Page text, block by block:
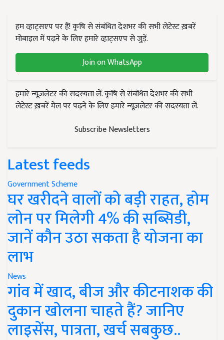
हम व्हाट्सएप पर हैं! कृषि से संबंधित देशभर की सभी लेटेस्ट ख़बरें
मोबाइल में पढ़ने के लिए हमारे व्हाट्सएप से जुड़ें.
Join on WhatsApp
हमारे न्यूज़लेटर की सदस्यता लें. कृषि से संबंधित देशभर की सभी
लेटेस्ट ख़बरें मेल पर पढ़ने के लिए हमारे न्यूज़लेटर की सदस्यता लें.
Subscribe Newsletters
Latest feeds
Government Scheme
घर खरीदने वालों को बड़ी राहत, होम
लोन पर मिलेगी 4% की सब्सिडी,
जानें कौन उठा सकता है योजना का
लाभ
News
गांव में खाद, बीज और कीटनाशक की
दुकान खोलना चाहते हैं? जानिए
लाइसेंस, पात्रता, खर्च सबकुछ..